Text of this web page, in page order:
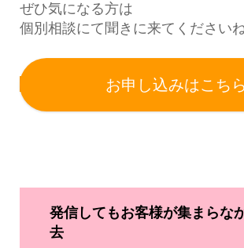
ぜひ気になる方は
個別相談にて聞きに来てくださいね
お申し込みはこちら
発信してもお客様が集まらな
去